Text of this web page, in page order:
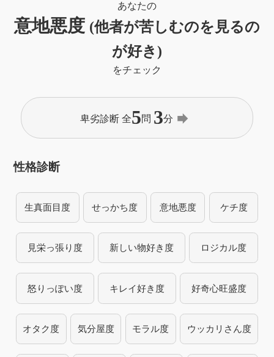
あなたの
意地悪度 (他者が苦しむのを見るの
が好き)
をチェック
卑劣診断 全5問 3分 forward
性格診断
生真面目度 せっかち度 意地悪度 ケチ度
見栄っ張り度 新しい物好き度 ロジカル度
怒りっぽい度 キレイ好き度 好奇心旺盛度
オタク度 気分屋度 モラル度 ウッカリさん度